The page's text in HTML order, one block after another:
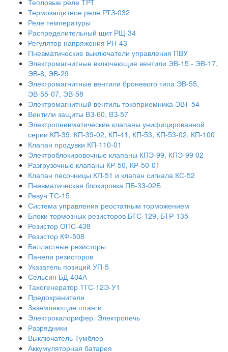
Термозащитное реле РТЗ-032
Реле температуры
Распределительный щит РЩ-34
Регулятор напряжения РН-43
Пневматические выключатели управления ПВУ
Электромагнитные включающие вентили ЭВ-15 - ЭВ-17,
ЭВ-8, ЭВ-29
Электромагнитные вентили броневого типа ЭВ-55,
ЭВ-55-07, ЭВ-58
Электромагнитный вентиль токоприемника ЭВТ-54
Вентили защиты ВЗ-60, ВЗ-57
Электропневматические клапаны унифицированной
серии КП-39, КП-39-02, КП-41, КП-53, КП-53-02, КП-100
Клапан продувки КП-110-01
Электроблокировочные клапаны КПЭ-99, КПЭ-99 02
Разгрузочные клапаны КР-50, КР-50-01
Клапан песочницы КП-51 и клапан сигнала КС-52
Пневматическая блокировка ПБ-33-02Б
Ревун ТС-15
Система управления реостатным торможением
Блоки тормозных резисторов БТС-129, БТР-135
Резистор ОПС-438
Резистор КФ-508
Балластные резисторы
Панели резисторов
Указатель позиций УП-5
Сельсин БД-404А
Тахогенератор ТГС-12Э-У1
Предохранители
Заземляющие штанги
Электрокалорифер. Электропечь
Разрядники
Выключатель Тумблер
Аккумуляторная батарея